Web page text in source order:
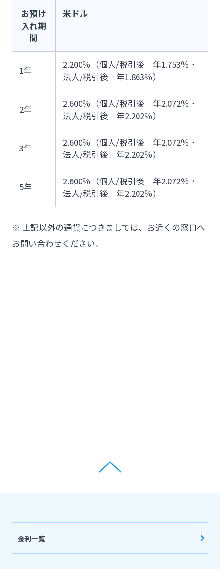
お預け
入れ期
間
米ドル
1年
2.200％（個人/税引後 年1.753％・
法人/税引後 年1.863％）
2年
2.600％（個人/税引後 年2.072％・
法人/税引後 年2.202％）
3年
2.600％（個人/税引後 年2.072％・
法人/税引後 年2.202％）
5年
2.600％（個人/税引後 年2.072％・
法人/税引後 年2.202％）
※ 上記以外の通貨につきましては、お近くの窓口へ
お問い合わせください。
金利一覧